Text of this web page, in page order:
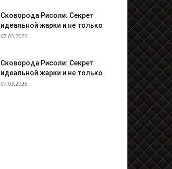
Сковорода Рисоли: Секрет
идеальной жарки и не только
07.03.2026
Сковорода Рисоли: Секрет
идеальной жарки и не только
07.03.2026